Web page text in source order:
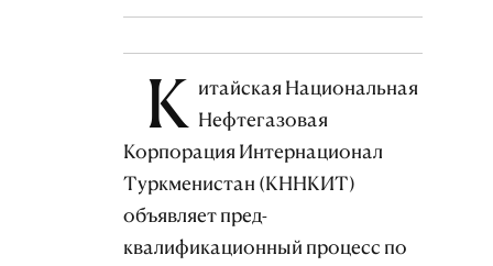
К итайская Национальная
Нефтегазовая
Корпорация Интернационал
Туркменистан (КННКИТ)
объявляет пред-
квалификационный процесс по